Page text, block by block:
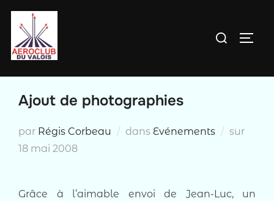
contenu
Rechercher :
Ajout de photographies
par Régis Corbeau dans Evénements sur
18 mai 2008
Grâce à l’aimable envoi de Jean-Luc, un